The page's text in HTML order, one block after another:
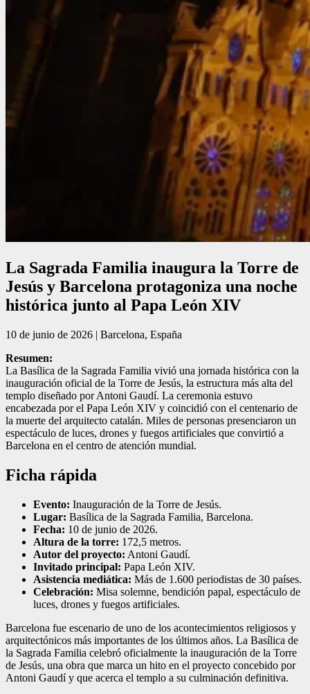
La Sagrada Familia inaugura la Torre de
Jesús y Barcelona protagoniza una noche
histórica junto al Papa León XIV
10 de junio de 2026 | Barcelona, España
Resumen:
La Basílica de la Sagrada Familia vivió una jornada histórica con la
inauguración oficial de la Torre de Jesús, la estructura más alta del
templo diseñado por Antoni Gaudí. La ceremonia estuvo
encabezada por el Papa León XIV y coincidió con el centenario de
la muerte del arquitecto catalán. Miles de personas presenciaron un
espectáculo de luces, drones y fuegos artificiales que convirtió a
Barcelona en el centro de atención mundial.
Ficha rápida
Evento: Inauguración de la Torre de Jesús.
Lugar: Basílica de la Sagrada Familia, Barcelona.
Fecha: 10 de junio de 2026.
Altura de la torre: 172,5 metros.
Autor del proyecto: Antoni Gaudí.
Invitado principal: Papa León XIV.
Asistencia mediática: Más de 1.600 periodistas de 30 países.
Celebración: Misa solemne, bendición papal, espectáculo de
luces, drones y fuegos artificiales.
Barcelona fue escenario de uno de los acontecimientos religiosos y
arquitectónicos más importantes de los últimos años. La Basílica de
la Sagrada Familia celebró oficialmente la inauguración de la Torre
de Jesús, una obra que marca un hito en el proyecto concebido por
Antoni Gaudí y que acerca el templo a su culminación definitiva.